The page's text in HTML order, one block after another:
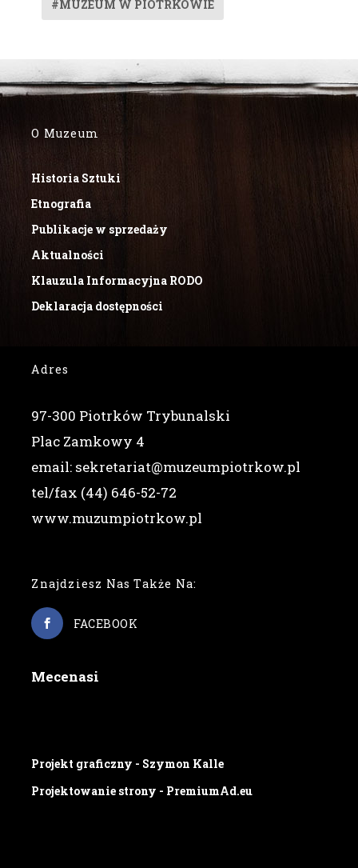
#MUZEUM W PIOTRKOWIE
O Muzeum
Historia Sztuki
Etnografia
Publikacje w sprzedaży
Aktualności
Klauzula Informacyjna RODO
Deklaracja dostępności
Adres
97-300 Piotrków Trybunalski
Plac Zamkowy 4
email: sekretariat@muzeumpiotrkow.pl
tel/fax (44) 646-52-72
www.muzumpiotrkow.pl
Znajdziesz Nas Także Na:
FACEBOOK
Mecenasi
Projekt graficzny - Szymon Kalle
Projektowanie strony - PremiumAd.eu